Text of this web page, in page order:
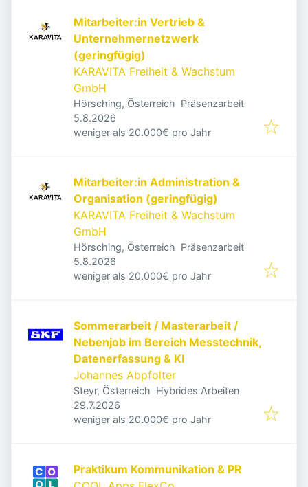
Mitarbeiter:in Vertrieb &
Unternehmernetzwerk
(geringfügig)
KARAVITA Freiheit & Wachstum
GmbH
Hörsching, Österreich Präsenzarbeit
Veröffentlicht
5.8.2026
weniger als 20.000€ pro Jahr
Mitarbeiter:in Administration &
Organisation (geringfügig)
KARAVITA Freiheit & Wachstum
GmbH
Hörsching, Österreich Präsenzarbeit
Veröffentlicht
5.8.2026
weniger als 20.000€ pro Jahr
Sommerarbeit / Masterarbeit /
Nebenjob im Bereich Messtechnik,
Datenerfassung & KI
Johannes Abpfolter
Steyr, Österreich Hybrides Arbeiten
Veröffentlicht
29.7.2026
weniger als 20.000€ pro Jahr
Praktikum Kommunikation & PR